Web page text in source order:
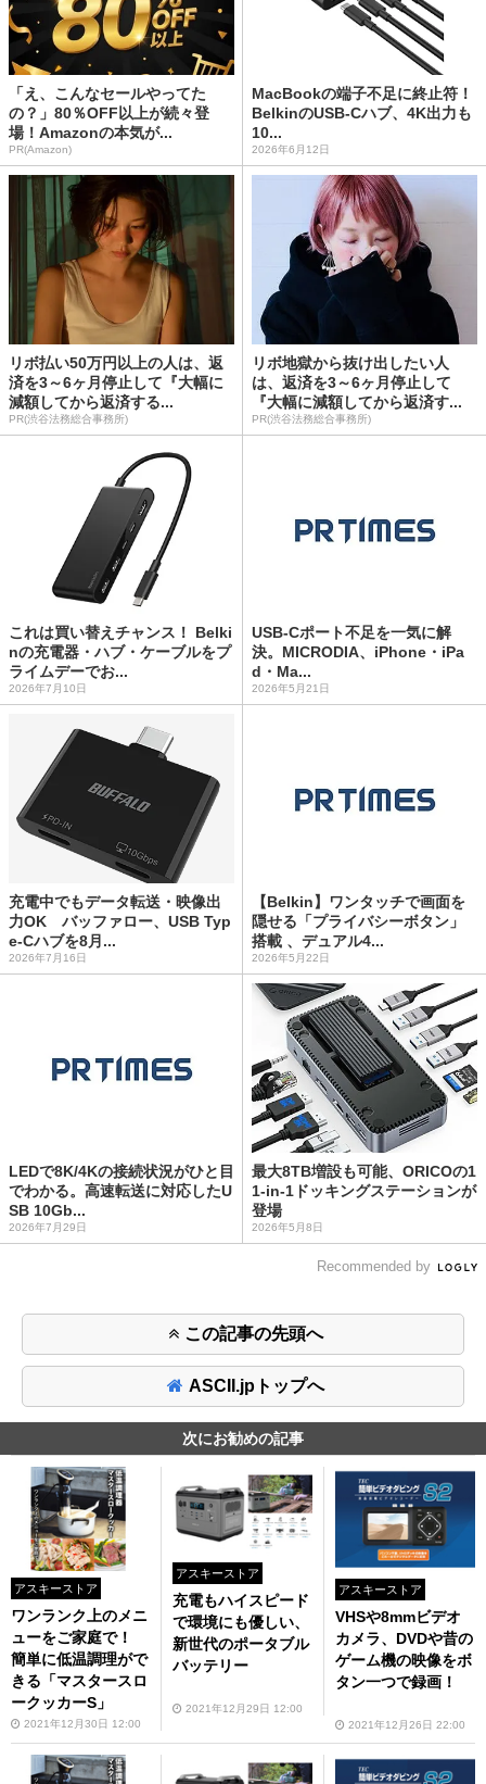
「え、こんなセールやってた
の？」80％OFF以上が続々登
場！Amazonの本気が...
PR(Amazon)
MacBookの端子不足に終止符！
BelkinのUSB-Cハブ、4K出力も
10...
2026年6月12日
リボ払い50万円以上の人は、返
済を3～6ヶ月停止して『大幅に
減額してから返済する...
PR(渋谷法務総合事務所)
リボ地獄から抜け出したい人
は、返済を3～6ヶ月停止して
『大幅に減額してから返済す...
PR(渋谷法務総合事務所)
これは買い替えチャンス！ Belki
nの充電器・ハブ・ケーブルをプ
ライムデーでお...
2026年7月10日
USB-Cポート不足を一気に解
決。MICRODIA、iPhone・iPa
d・Ma...
2026年5月21日
充電中でもデータ転送・映像出
力OK バッファロー、USB Typ
e-Cハブを8月...
2026年7月16日
【Belkin】ワンタッチで画面を
隠せる「プライバシーボタン」
搭載 、デュアル4...
2026年5月22日
LEDで8K/4Kの接続状況がひと目
でわかる。高速転送に対応したU
SB 10Gb...
2026年7月29日
最大8TB増設も可能、ORICOの1
1-in-1ドッキングステーションが
登場
2026年5月8日
Recommended by
この記事の先頭へ
ASCII.jpトップへ
次にお勧めの記事
アスキーストア
ワンランク上のメニ
ューをご家庭で！
簡単に低温調理がで
きる「マスタースロ
ークッカーS」
2021年12月30日 12:00
アスキーストア
充電もハイスピード
で環境にも優しい、
新世代のポータブル
バッテリー
2021年12月29日 12:00
アスキーストア
VHSや8mmビデオ
カメラ、DVDや昔の
ゲーム機の映像をボ
タン一つで録画！
2021年12月26日 22:00